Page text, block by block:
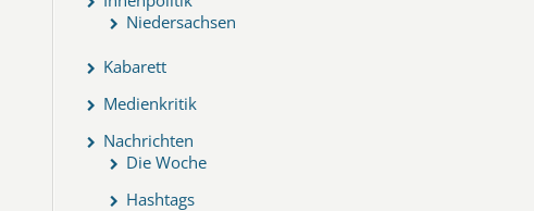
Niedersachsen
Kabarett
Medienkritik
Nachrichten
Die Woche
Hashtags